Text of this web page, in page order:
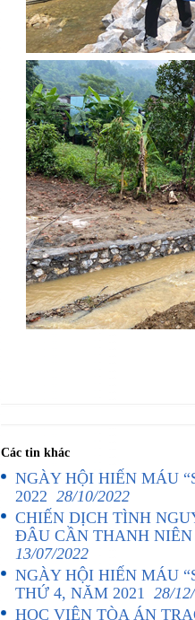
Các tin khác
NGÀY HỘI HIẾN MÁU
2022 28/10/2022
CHIẾN DỊCH TÌNH
ĐÂU CẦN THANH
13/07/2022
NGÀY HỘI HIẾN MÁU
THỨ 4, NĂM 2021 28/
HỌC VIỆN TÒA ÁN